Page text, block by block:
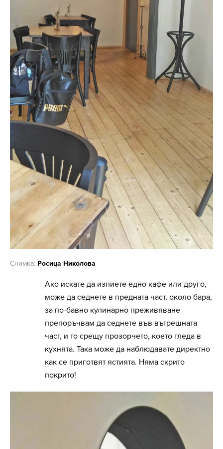
Снимка: Росица Николова
Ако искате да изпиете едно кафе или друго,
може да седнете в предната част, около бара,
за по-бавно кулинарно преживяване
препоръчвам да седнете във вътрешната
част, и то срещу прозорчето, което гледа в
кухнята. Така може да наблюдавате директно
как се приготвят ястията. Няма скрито
покрито!